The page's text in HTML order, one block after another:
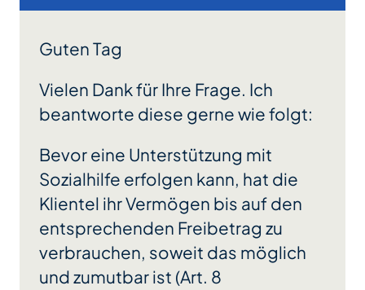
Guten Tag
Vielen Dank für Ihre Frage. Ich
beantworte diese gerne wie folgt:
Bevor eine Unterstützung mit
Sozialhilfe erfolgen kann, hat die
Klientel ihr Vermögen bis auf den
entsprechenden Freibetrag zu
verbrauchen, soweit das möglich
und zumutbar ist (Art. 8